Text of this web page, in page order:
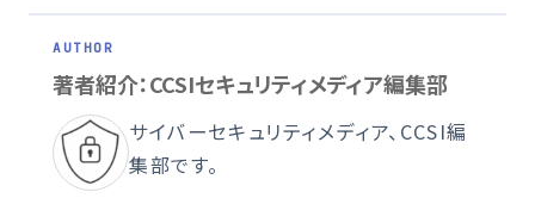
著者紹介：CCSIセキュリティメディア編集部
サイバーセキュリティメディア、CCSI編
集部です。